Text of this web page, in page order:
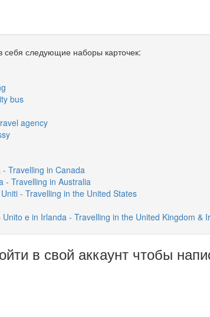
себя следующие наборы карточек:
bus
agency
Travelling in Canada
- Travelling in Australia
- Travelling in the United States
e in Irlanda - Travelling in the United Kingdom &
в свой аккаунт чтобы